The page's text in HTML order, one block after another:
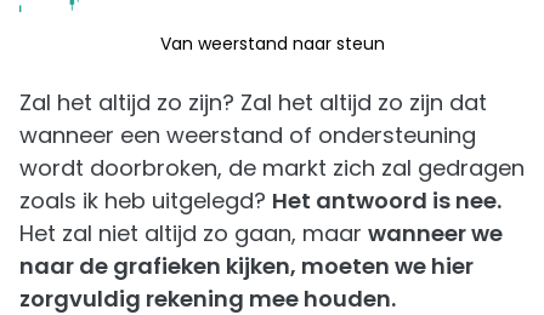
Van weerstand naar steun
Zal het altijd zo zijn? Zal het altijd zo zijn dat
wanneer een weerstand of ondersteuning
wordt doorbroken, de markt zich zal gedragen
zoals ik heb uitgelegd? Het antwoord is nee.
Het zal niet altijd zo gaan, maar wanneer we
naar de grafieken kijken, moeten we hier
zorgvuldig rekening mee houden.